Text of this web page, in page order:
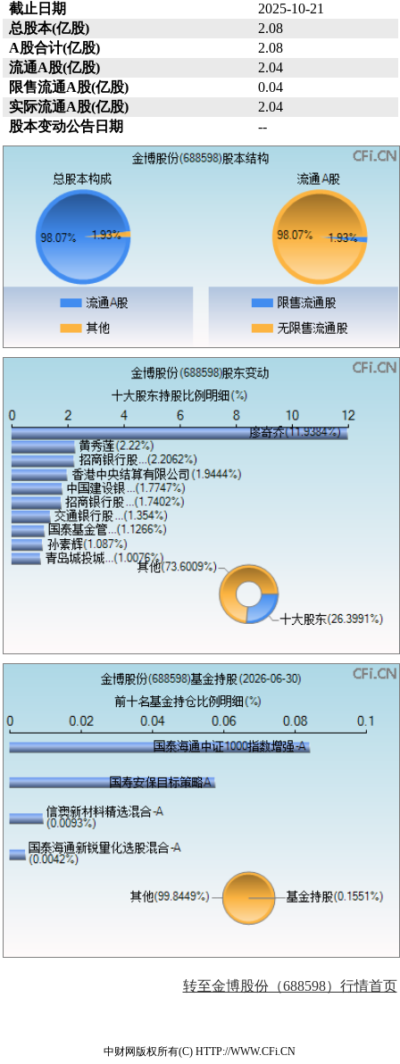
截止日期
2025-10-21
总股本(亿股)
2.08
A股合计(亿股)
2.08
流通A股(亿股)
2.04
限售流通A股(亿股)
0.04
实际流通A股(亿股)
2.04
股本变动公告日期
--
转至金博股份（688598）行情首页
中财网版权所有(C) HTTP://WWW.CFi.CN